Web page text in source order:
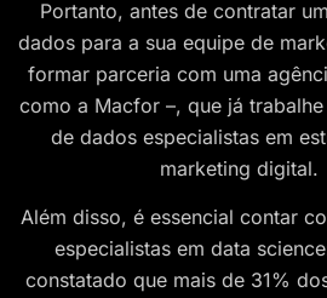
Portanto, antes de contratar
dados para a sua equipe de
formar parceria com uma
como a Macfor –, que já
de dados especialistas em
marketing digital.
Além disso, é essencial contar
especialistas em data
constatado que mais de 31%